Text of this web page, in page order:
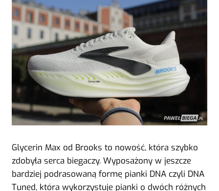
Glycerin Max od Brooks to nowość, która szybko
zdobyła serca biegaczy. Wyposażony w jeszcze
bardziej podrasowaną formę pianki DNA czyli DNA
Tuned, która wykorzystuje pianki o dwóch różnych